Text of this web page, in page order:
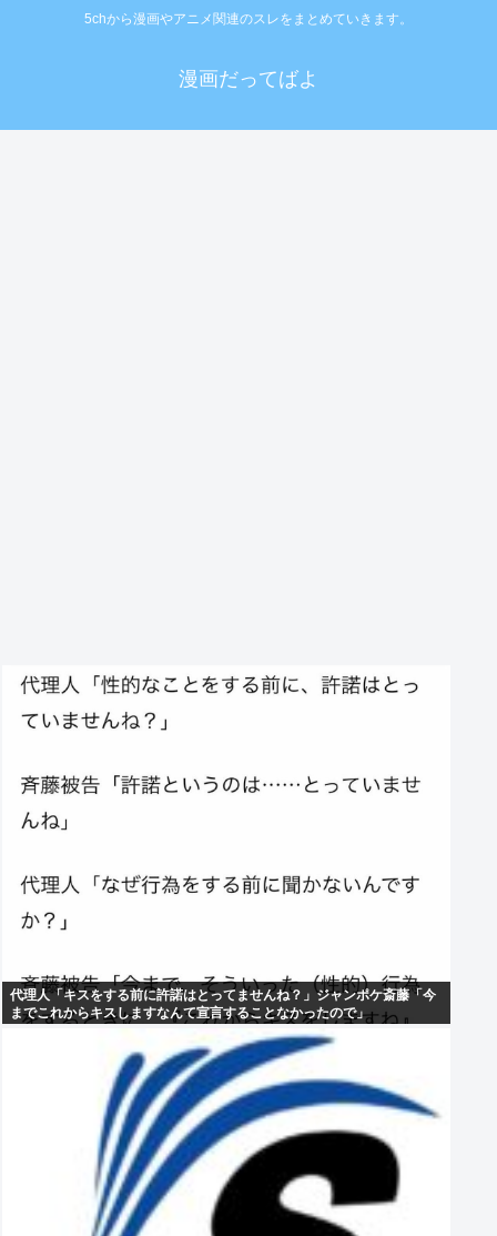
5chから漫画やアニメ関連のスレをまとめていきます。
漫画だってばよ
代理人「キスをする前に許諾はとってませんね？」ジャンポケ斎藤「今
までこれからキスしますなんて宣言することなかったので」